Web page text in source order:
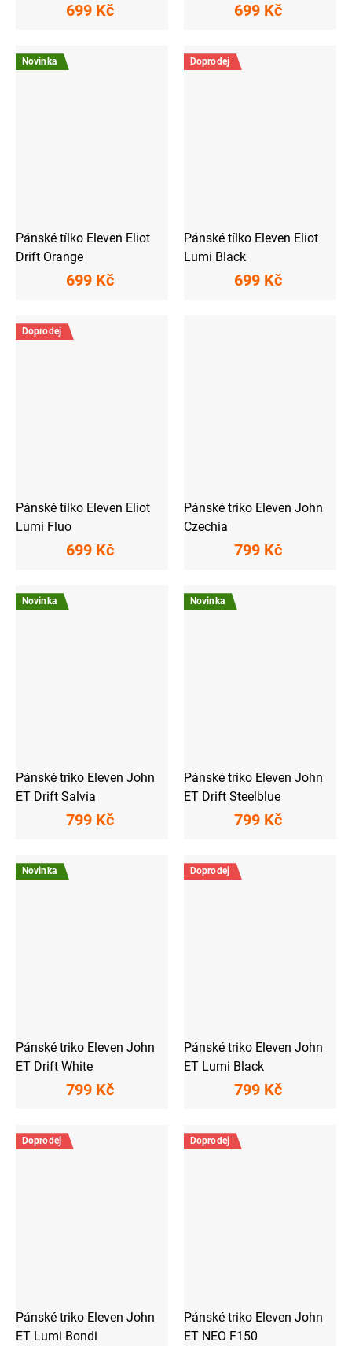
699 Kč 699 Kč
Novinka
Pánské tílko Eleven Eliot
Drift Orange
699 Kč
Doprodej
Pánské tílko Eleven Eliot
Lumi Black
699 Kč
Doprodej
Pánské tílko Eleven Eliot
Lumi Fluo
699 Kč
Pánské triko Eleven John
Czechia
799 Kč
Novinka
Pánské triko Eleven John
ET Drift Salvia
799 Kč
Novinka
Pánské triko Eleven John
ET Drift Steelblue
799 Kč
Novinka
Pánské triko Eleven John
ET Drift White
799 Kč
Doprodej
Pánské triko Eleven John
ET Lumi Black
799 Kč
Doprodej
Pánské triko Eleven John
ET Lumi Bondi
Doprodej
Pánské triko Eleven John
ET NEO F150